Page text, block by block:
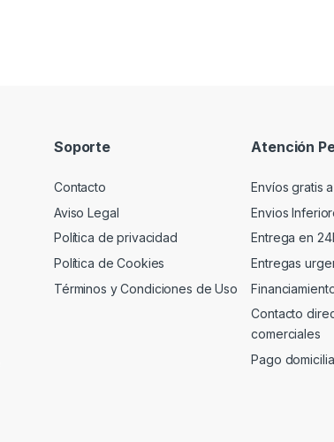
Soporte
Contacto
Aviso Legal
Política de privacidad
Política de Cookies
Términos y Condiciones de Uso
Atención
Envíos gratis
Envios
Entrega en
Entregas
Contacto
comerciales
Pago